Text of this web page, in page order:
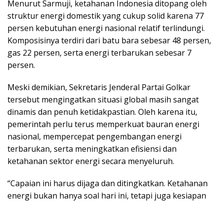
Menurut Sarmuji, ketahanan Indonesia ditopang oleh
struktur energi domestik yang cukup solid karena 77
persen kebutuhan energi nasional relatif terlindungi.
Komposisinya terdiri dari batu bara sebesar 48 persen,
gas 22 persen, serta energi terbarukan sebesar 7
persen.
Meski demikian, Sekretaris Jenderal Partai Golkar
tersebut mengingatkan situasi global masih sangat
dinamis dan penuh ketidakpastian. Oleh karena itu,
pemerintah perlu terus memperkuat bauran energi
nasional, mempercepat pengembangan energi
terbarukan, serta meningkatkan efisiensi dan
ketahanan sektor energi secara menyeluruh.
“Capaian ini harus dijaga dan ditingkatkan. Ketahanan
energi bukan hanya soal hari ini, tetapi juga kesiapan